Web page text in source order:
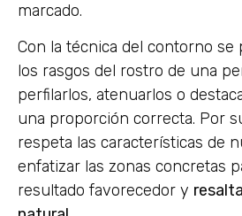
marcado.
Con la técnica del contorno
los rasgos del rostro de una
perfilarlos, atenuarlos o
una proporción correcta. Por
respeta las características de
enfatizar las zonas concretas
resultado favorecedor y